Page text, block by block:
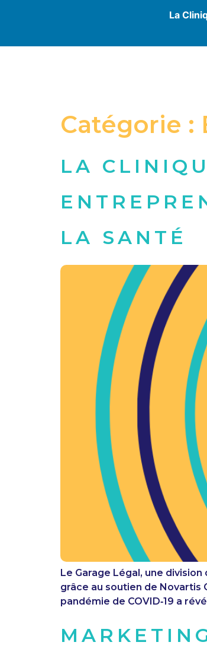
La
Catégorie :
LA
LA SANTÉ
Le Garage Légal, une
grâce au soutien de Novartis
pandémie de COVID‑19 a